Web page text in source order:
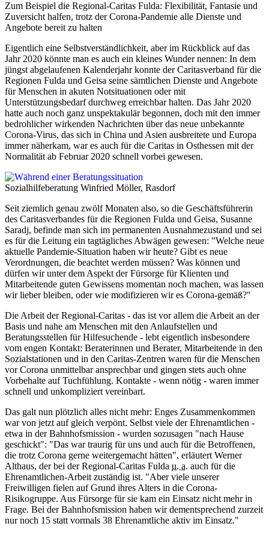
Zum Beispiel die Regional-Caritas Fulda: Flexibilität, Fantasie und
Zuversicht halfen, trotz der Corona-Pandemie alle Dienste und
Angebote bereit zu halten
Eigentlich eine Selbstverständlichkeit, aber im Rückblick auf das
Jahr 2020 könnte man es auch ein kleines Wunder nennen: In dem
jüngst abgelaufenen Kalenderjahr konnte der Caritasverband für die
Regionen Fulda und Geisa seine sämtlichen Dienste und Angebote
für Menschen in akuten Notsituationen oder mit
Unterstützungsbedarf durchweg erreichbar halten. Das Jahr 2020
hatte auch noch ganz unspektakulär begonnen, doch mit den immer
bedrohlicher wirkenden Nachrichten über das neue unbekannte
Corona-Virus, das sich in China und Asien ausbreitete und Europa
immer näherkam, war es auch für die Caritas in Osthessen mit der
Normalität ab Februar 2020 schnell vorbei gewesen.
Sozialhilfeberatung Winfried Möller, Rasdorf
Seit ziemlich genau zwölf Monaten also, so die Geschäftsführerin
des Caritasverbandes für die Regionen Fulda und Geisa, Susanne
Saradj, befinde man sich im permanenten Ausnahmezustand und sei
es für die Leitung ein tagtägliches Abwägen gewesen: "Welche neue
aktuelle Pandemie-Situation haben wir heute? Gibt es neue
Verordnungen, die beachtet werden müssen? Was können und
dürfen wir unter dem Aspekt der Fürsorge für Klienten und
Mitarbeitende guten Gewissens momentan noch machen, was lassen
wir lieber bleiben, oder wie modifizieren wir es Corona-gemäß?"
Die Arbeit der Regional-Caritas - das ist vor allem die Arbeit an der
Basis und nahe am Menschen mit den Anlaufstellen und
Beratungsstellen für Hilfesuchende - lebt eigentlich insbesondere
vom engen Kontakt: Beraterinnen und Berater, Mitarbeitende in den
Sozialstationen und in den Caritas-Zentren waren für die Menschen
vor Corona unmittelbar ansprechbar und gingen stets auch ohne
Vorbehalte auf Tuchfühlung. Kontakte - wenn nötig - waren immer
schnell und unkompliziert vereinbart.
Das galt nun plötzlich alles nicht mehr: Enges Zusammenkommen
war von jetzt auf gleich verpönt. Selbst viele der Ehrenamtlichen -
etwa in der Bahnhofsmission - wurden sozusagen "nach Hause
geschickt": "Das war traurig für uns und auch für die Betroffenen,
die trotz Corona gerne weitergemacht hätten", erläutert Werner
Althaus, der bei der Regional-Caritas Fulda u. a. auch für die
Ehrenamtlichen-Arbeit zuständig ist. "Aber viele unserer
Freiwilligen fielen auf Grund ihres Alters in die Corona-
Risikogruppe. Aus Fürsorge für sie kam ein Einsatz nicht mehr in
Frage. Bei der Bahnhofsmission haben wir dementsprechend zurzeit
nur noch 15 statt vormals 38 Ehrenamtliche aktiv im Einsatz."